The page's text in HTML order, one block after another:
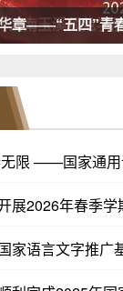
章——“五四”青
云南玉溪师范学